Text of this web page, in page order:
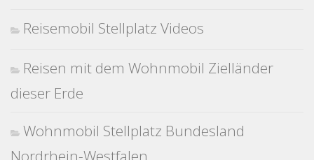
Reisemobil Stellplatz Videos
Reisen mit dem Wohnmobil Zielländer
dieser Erde
Wohnmobil Stellplatz Bundesland
Nordrhein-Westfalen